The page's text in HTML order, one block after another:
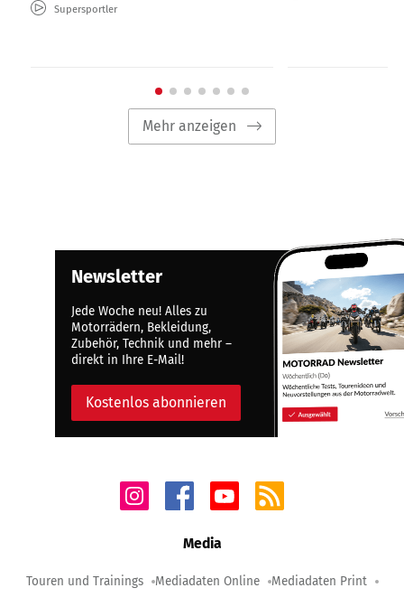
Supersportler
Mehr anzeigen
Newsletter
Jede Woche neu! Alles zu
Motorrädern, Bekleidung,
Zubehör, Technik und mehr –
direkt in Ihre E-Mail!
Kostenlos abonnieren
Media
Touren und Trainings Mediadaten Online Mediadaten Print